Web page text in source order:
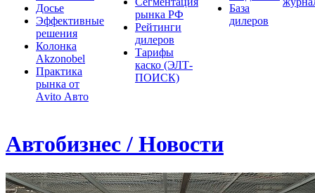
Досье
Эффективные
решения
Колонка
Akzonobel
Практика
рынка от
Аvito Авто
рынка РФ
Рейтинги
дилеров
Тарифы
каско (ЭЛТ-
ПОИСК)
База
дилеров
Автобизнес / Новости